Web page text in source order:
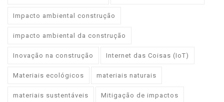
Impacto ambiental construção
impacto ambiental da construção
Inovação na construção Internet das Coisas (IoT)
Materiais ecológicos materiais naturais
materiais sustentáveis Mitigação de impactos